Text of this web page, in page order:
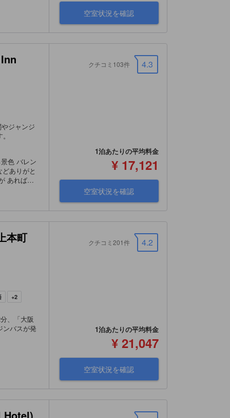
空室状況を確認
ジャンジ
レン
ありがと
4.3
クチコミ103件
1泊あたりの平均料金
¥ 17,121
空室状況を確認
本町
+2
、「大阪
ンバスが発
4.2
クチコミ201件
1泊あたりの平均料金
¥ 21,047
空室状況を確認
Hotel)